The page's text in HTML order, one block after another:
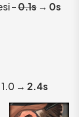
–0.1s → 0s
→ 2.4s